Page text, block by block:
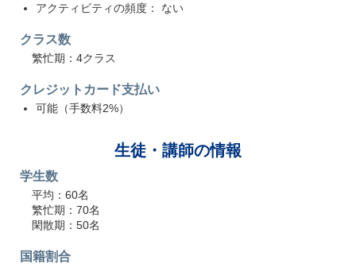
アクティビティの頻度： ない
クラス数
繁忙期：4クラス
クレジットカード支払い
可能（手数料2%）
生徒・講師の情報
学生数
平均：60名
繁忙期：70名
閑散期：50名
国籍割合